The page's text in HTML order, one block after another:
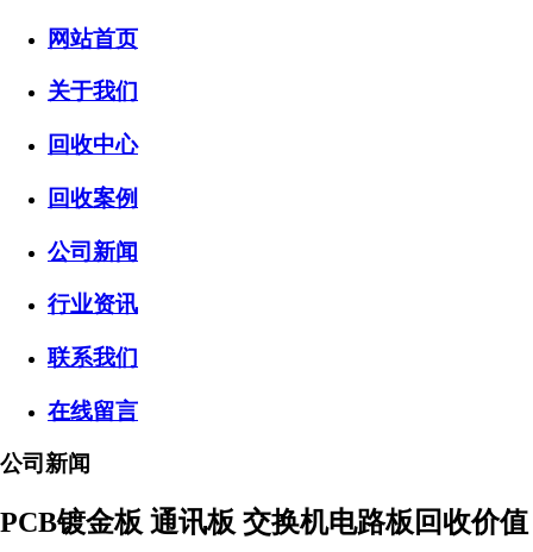
网站首页
关于我们
回收中心
回收案例
公司新闻
行业资讯
联系我们
在线留言
公司新闻
PCB镀金板 通讯板 交换机电路板回收价值